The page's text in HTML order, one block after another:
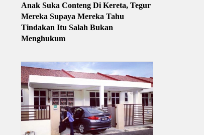
Anak Suka Conteng Di Kereta, Tegur
Mereka Supaya Mereka Tahu
Tindakan Itu Salah Bukan
Menghukum